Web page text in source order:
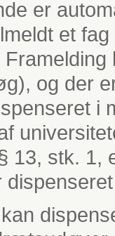
er
et
og der
i
13, stk.